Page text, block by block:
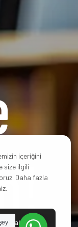
içeriğini
size ilgili
Daha fazla
Kabul Et